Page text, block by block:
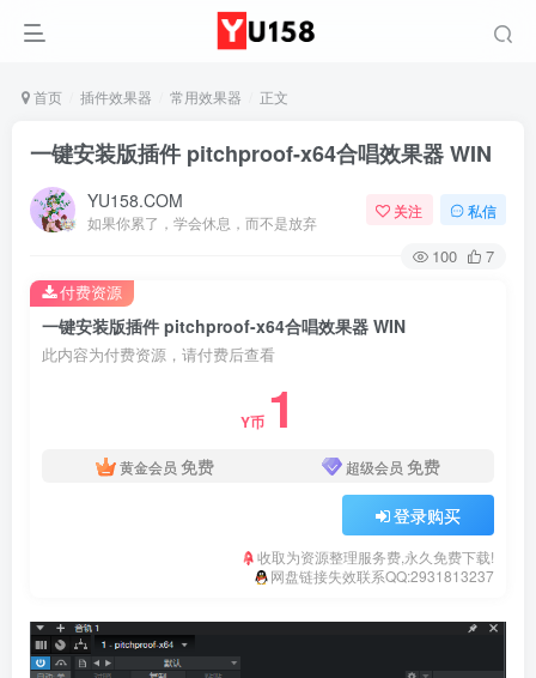
首页 插件效果器 常用效果器 正文
一键安装版插件 pitchproof-x64合唱效果器 WIN
YU158.COM
如果你累了，学会休息，而不是放弃
关注 私信
100 7
一键安装版插件 pitchproof-x64合唱效果器 WIN
此内容为付费资源，请付费后查看
Y币 1
黄金会员 免费 超级会员 免费
登录购买
收取为资源整理服务费,永久免费下载!
网盘链接失效联系QQ:2931813237
付费资源